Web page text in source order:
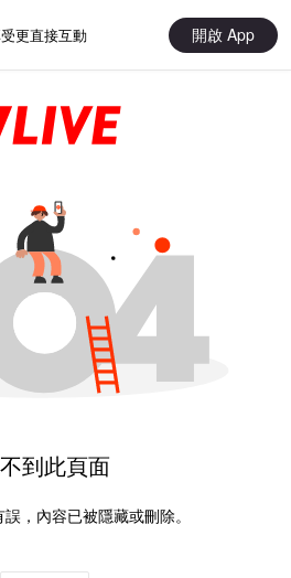
更直接互動 開啟 App
到此頁面
，內容已被隱藏或刪除。